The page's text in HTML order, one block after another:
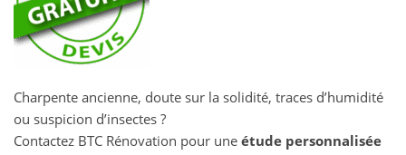
Charpente ancienne, doute sur la solidité, traces d’humidité
ou suspicion d’insectes ?
Contactez BTC Rénovation pour une étude personnalisée